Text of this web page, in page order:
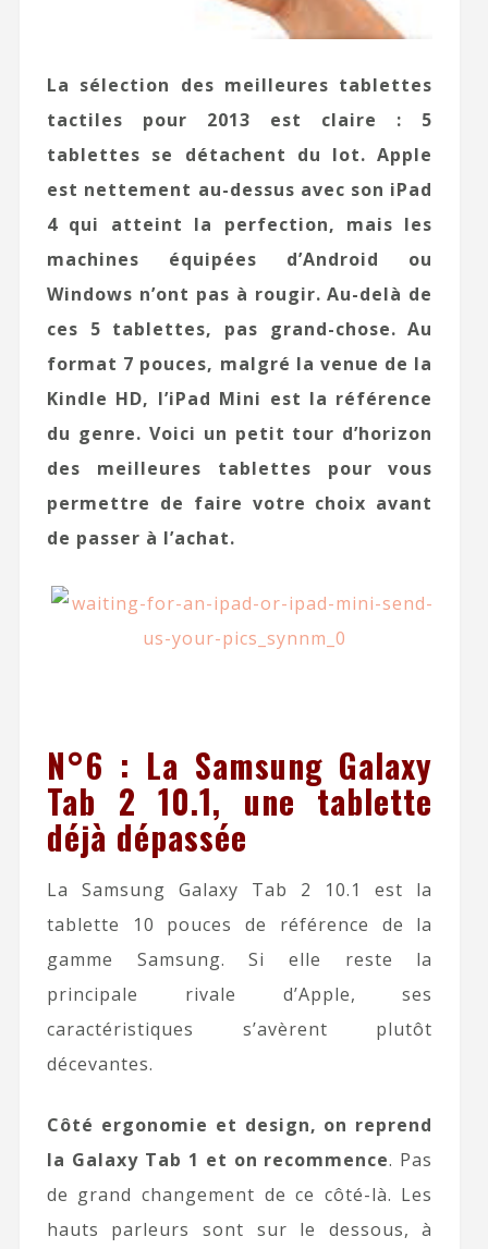
La sélection des meilleures tablettes
tactiles pour 2013 est claire : 5
tablettes se détachent du lot. Apple
est nettement au-dessus avec son iPad
4 qui atteint la perfection, mais les
machines équipées d’Android ou
Windows n’ont pas à rougir. Au-delà de
ces 5 tablettes, pas grand-chose. Au
format 7 pouces, malgré la venue de la
Kindle HD, l’iPad Mini est la référence
du genre. Voici un petit tour d’horizon
des meilleures tablettes pour vous
permettre de faire votre choix avant
de passer à l’achat.
N°6 : La Samsung Galaxy
Tab 2 10.1, une tablette
déjà dépassée
La Samsung Galaxy Tab 2 10.1 est la
tablette 10 pouces de référence de la
gamme Samsung. Si elle reste la
principale rivale d’Apple, ses
caractéristiques s’avèrent plutôt
décevantes.
Côté ergonomie et design, on reprend
la Galaxy Tab 1 et on recommence. Pas
de grand changement de ce côté-là. Les
hauts parleurs sont sur le dessous, à